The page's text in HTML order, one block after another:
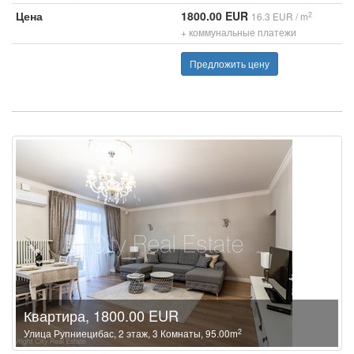
Цена
1800.00 EUR 16.3 EUR / m2
+ коммунальные платежи
Предложить цену
Квартира, 1800.00 EUR
Улица Рупниецибас, 2 этаж, 3 Комнаты, 95.00m2